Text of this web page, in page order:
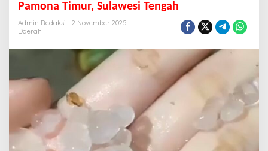
Pamona Timur, Sulawesi Tengah
Admin Redaksi
2 November 2025
Daerah